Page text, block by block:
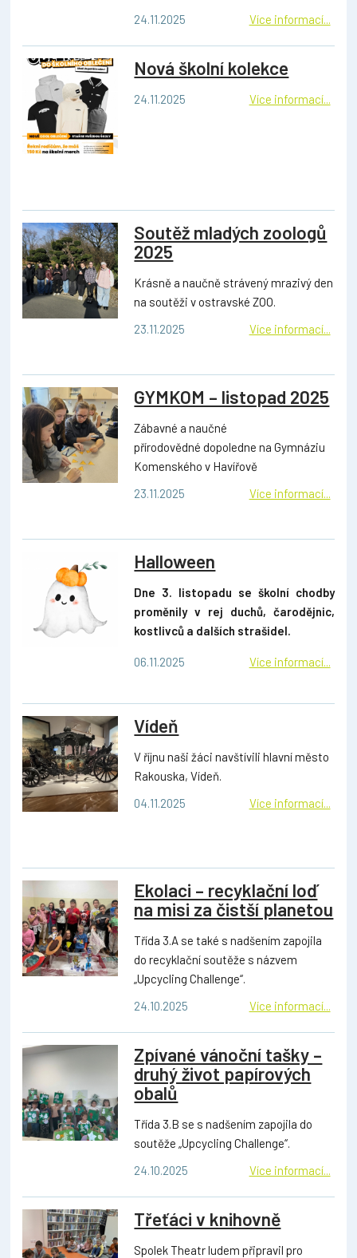
24.11.2025
Více informací...
Nová školní kolekce
24.11.2025 Více informací...
Soutěž mladých zoologů
2025
Krásně a naučně strávený mrazivý den
na soutěži v ostravské ZOO.
23.11.2025
Více informací...
GYMKOM – listopad 2025
Zábavné a naučné
přírodovědné dopoledne na Gymnáziu
Komenského v Havířově
23.11.2025
Více informací...
Halloween
Dne 3. listopadu se školní chodby
proměnily v rej duchů, čarodějnic,
kostlivců a dalších strašidel.
06.11.2025 Více informací...
Vídeň
V říjnu naši žáci navštívili hlavní město
Rakouska, Vídeň.
04.11.2025
Více informací...
Ekolaci – recyklační loď
na misi za čistší planetou
Třída 3.A se také s nadšením zapojila
do recyklační soutěže s názvem
„Upcycling Challenge“.
24.10.2025
Více informací...
Zpívané vánoční tašky –
druhý život papírových
obalů
Třída 3.B se s nadšením zapojila do
soutěže „Upcycling Challenge“.
24.10.2025
Více informací...
Třeťáci v knihovně
Spolek Theatr ludem připravil pro